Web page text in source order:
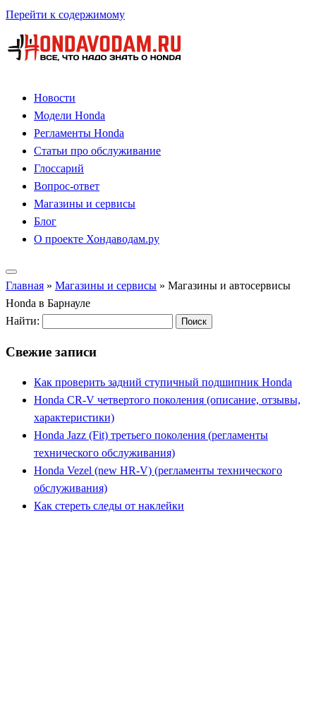
Перейти к содержимому
Новости
Модели Honda
Регламенты Honda
Статьи про обслуживание
Глоссарий
Вопрос-ответ
Магазины и сервисы
Блог
О проекте Хондаводам.ру
Главная » Магазины и сервисы » Магазины и автосервисы
Honda в Барнауле
Найти:
Свежие записи
Как проверить задний ступичный подшипник Honda
Honda CR-V четвертого поколения (описание, отзывы,
характеристики)
Honda Jazz (Fit) третьего поколения (регламенты
технического обслуживания)
Honda Vezel (new HR-V) (регламенты технического
обслуживания)
Как стереть следы от наклейки